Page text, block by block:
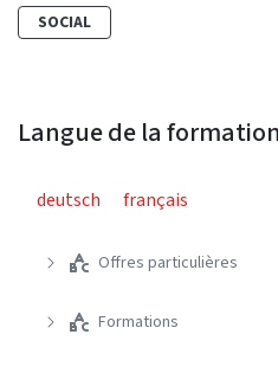
SOCIAL
Langue de la formation
deutsch français
Offres particulières
Formations